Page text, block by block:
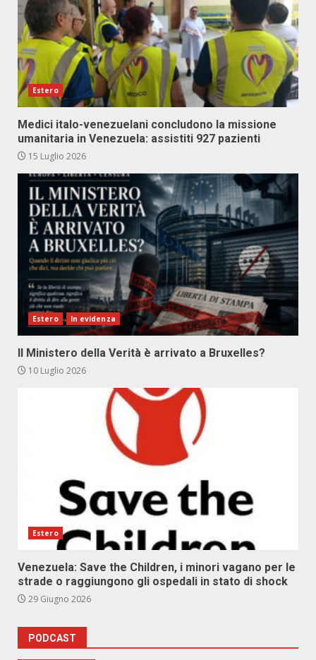
Estero
Medici italo-venezuelani concludono la missione
umanitaria in Venezuela: assistiti 927 pazienti
15 Luglio 2026
Estero In evidenza
Il Ministero della Verità è arrivato a Bruxelles?
10 Luglio 2026
Estero
Venezuela: Save the Children, i minori vagano per le
strade o raggiungono gli ospedali in stato di shock
29 Giugno 2026
PODCAST